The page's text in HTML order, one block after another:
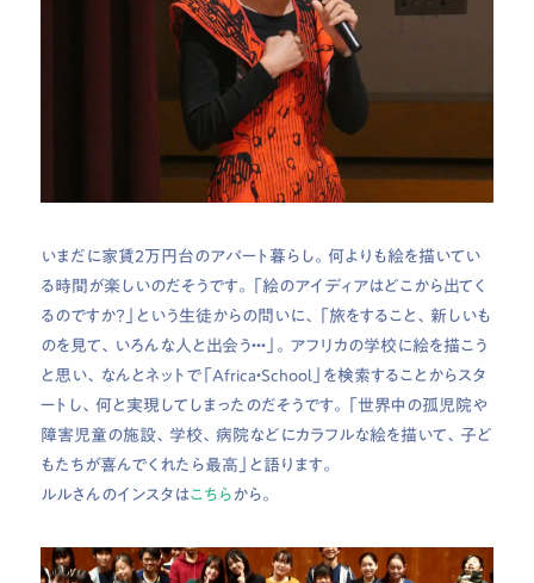
いまだに家賃2万円台のアパート暮らし。何よりも絵を描いてい
る時間が楽しいのだそうです。「絵のアイディアはどこから出てく
るのですか？」という生徒からの問いに、「旅をすること、新しいも
のを見て、いろんな人と出会う・・・」。アフリカの学校に絵を描こう
と思い、なんとネットで「Africa・School」を検索することからスタ
ートし、何と実現してしまったのだそうです。「世界中の孤児院や
障害児童の施設、学校、病院などにカラフルな絵を描いて、子ど
もたちが喜んでくれたら最高」と語ります。
ルルさんのインスタはこちら から。